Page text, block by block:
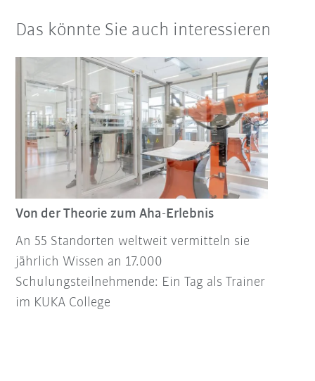
Das könnte Sie auch interessieren
Von der Theorie zum Aha-Erlebnis
An 55 Standorten weltweit vermitteln sie
jährlich Wissen an 17.000
Schulungsteilnehmende: Ein Tag als Trainer
im KUKA College